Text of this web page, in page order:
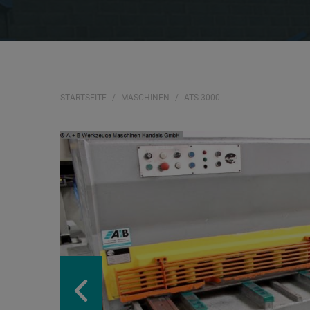
STARTSEITE MASCHINEN ATS 3000